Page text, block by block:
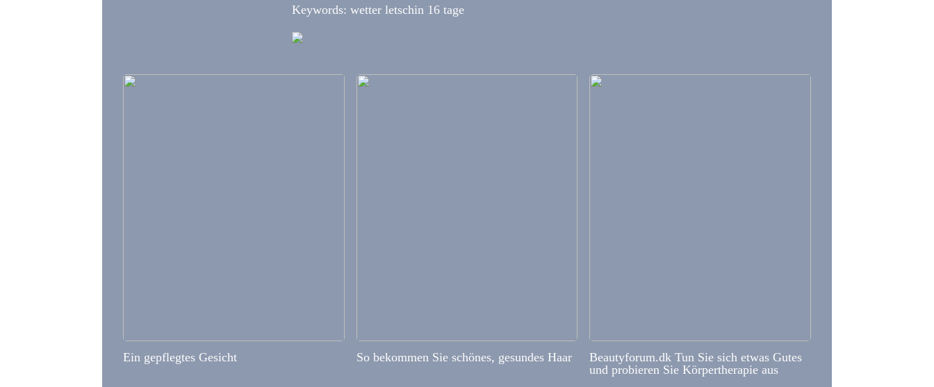
Keywords: wetter letschin 16 tage
Ein gepflegtes Gesicht So bekommen Sie schönes, gesundes Haar
Beautyforum.dk Tun Sie sich etwas Gutes
und probieren Sie Körpertherapie aus